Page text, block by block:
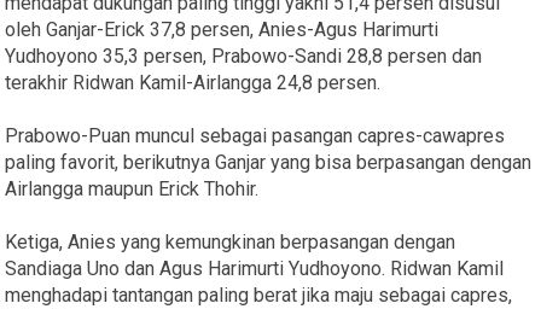
oleh Ganjar-Erick 37,8 persen, Anies-Agus Harimurti
Yudhoyono 35,3 persen, Prabowo-Sandi 28,8 persen dan
terakhir Ridwan Kamil-Airlangga 24,8 persen.
Prabowo-Puan muncul sebagai pasangan capres-cawapres
paling favorit, berikutnya Ganjar yang bisa berpasangan dengan
Airlangga maupun Erick Thohir.
Ketiga, Anies yang kemungkinan berpasangan dengan
Sandiaga Uno dan Agus Harimurti Yudhoyono. Ridwan Kamil
menghadapi tantangan paling berat jika maju sebagai capres,